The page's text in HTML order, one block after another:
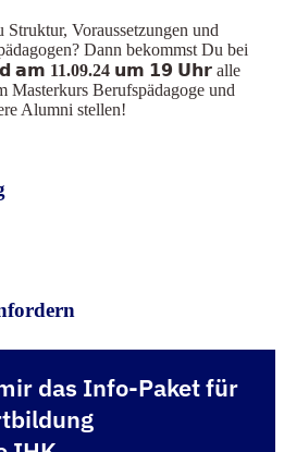
Voraussetzungen und
Dann bekommst Du bei
𝗮𝗺 11.09.24 𝘂𝗺 𝟭𝟵 𝗨𝗵𝗿 alle
Masterkurs Berufspädagoge und
Alumni stellen!
das Info-Paket für